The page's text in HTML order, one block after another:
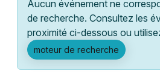
Grands événements
Activité & Expérience
Manifestations
Lille
Lyon
Marseille
Aucun événement ne
de recherche. Consultez les
proximité ci-dessous ou
moteur de recherche
Ce week-